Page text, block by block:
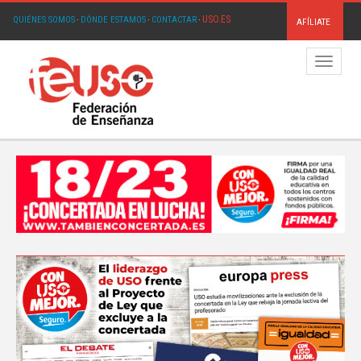
QUIÉNES SOMOS· DÓNDE ESTAMOS· CONTACTAR· USO.ES AFÍLIATE
Menú